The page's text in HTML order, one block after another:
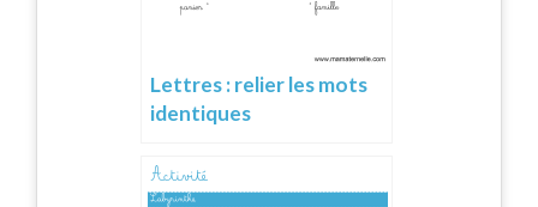
Lettres : relier les mots
identiques